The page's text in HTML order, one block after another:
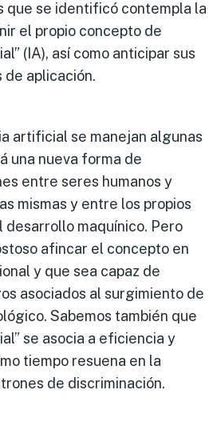
que se identificó contempla la
el propio concepto de
(IA), así como anticipar sus
de aplicación.
artificial se manejan algunas
una nueva forma de
entre seres humanos y
mismas y entre los propios
desarrollo maquínico. Pero
afincar el concepto en
y que sea capaz de
asociados al surgimiento de
Sabemos también que
se asocia a eficiencia y
tiempo resuena en la
de discriminación.